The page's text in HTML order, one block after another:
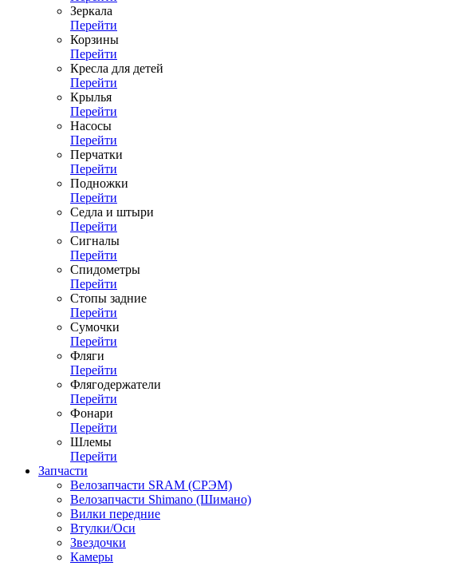
Зеркала
Перейти
Корзины
Перейти
Кресла для детей
Перейти
Крылья
Перейти
Насосы
Перейти
Перчатки
Перейти
Подножки
Перейти
Седла и штыри
Перейти
Сигналы
Перейти
Спидометры
Перейти
Стопы задние
Перейти
Сумочки
Перейти
Фляги
Перейти
Флягодержатели
Перейти
Фонари
Перейти
Шлемы
Перейти
Запчасти
Велозапчасти SRAM (СРЭМ)
Велозапчасти Shimano (Шимано)
Вилки передние
Втулки/Оси
Звездочки
Камеры